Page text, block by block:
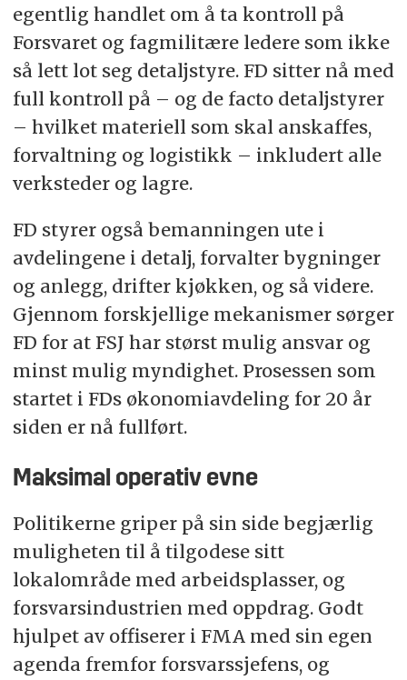
egentlig handlet om å ta kontroll på
Forsvaret og fagmilitære ledere som ikke
så lett lot seg detaljstyre. FD sitter nå med
full kontroll på – og de facto detaljstyrer
– hvilket materiell som skal anskaffes,
forvaltning og logistikk – inkludert alle
verksteder og lagre.
FD styrer også bemanningen ute i
avdelingene i detalj, forvalter bygninger
og anlegg, drifter kjøkken, og så videre.
Gjennom forskjellige mekanismer sørger
FD for at FSJ har størst mulig ansvar og
minst mulig myndighet. Prosessen som
startet i FDs økonomiavdeling for 20 år
siden er nå fullført.
Maksimal operativ evne
Politikerne griper på sin side begjærlig
muligheten til å tilgodese sitt
lokalområde med arbeidsplasser, og
forsvarsindustrien med oppdrag. Godt
hjulpet av offiserer i FMA med sin egen
agenda fremfor forsvarssjefens, og